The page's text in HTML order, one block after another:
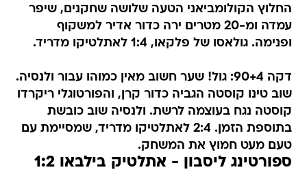
החלוץ הקולומביאני הטעה שלושה שחקנים, שיפר
עמדה ומ-20 מטרים ירה כדור אדיר למשקוף
ופנימה. גולאסו של פלקאו, 1:4 לאתלטיקו מדריד.
דקה 90+4: גול! שער חשוב מאין כמוהו עבור ולנסיה.
שוב טינו קוסטה הגביה כדור קרן, והפורטוגלי ריקרדו
קוסטה נגח בעוצמה לרשת. ולנסיה שוב כובשת
בתוספת הזמן. 2:4 לאתלטיקו מדריד, שמסיימת עם
טעם מעט חמוץ את המשחק.
ספורטינג ליסבון - אתלטיק בילבאו 1:2